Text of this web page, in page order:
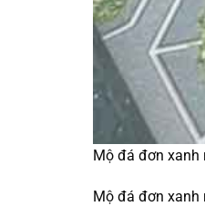
Mộ đá đơn xanh
Mộ đá đơn xanh